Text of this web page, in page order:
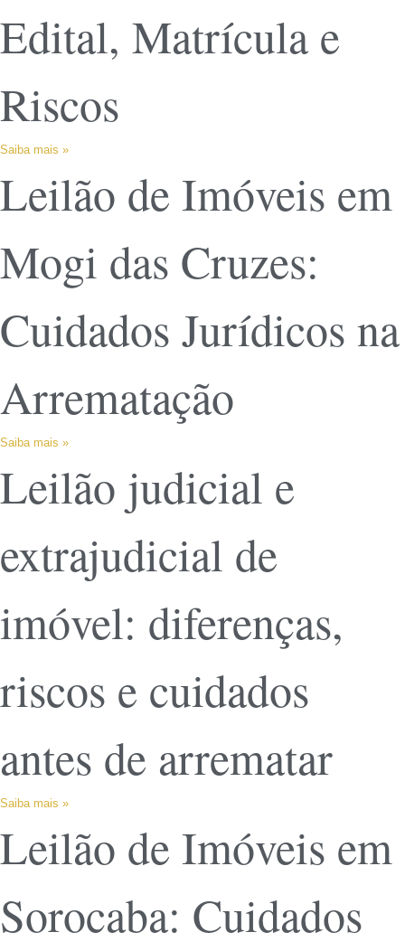
Edital, Matrícula e
Riscos
Saiba mais »
Leilão de Imóveis em
Mogi das Cruzes:
Cuidados Jurídicos na
Arrematação
Saiba mais »
Leilão judicial e
extrajudicial de
imóvel: diferenças,
riscos e cuidados
antes de arrematar
Saiba mais »
Leilão de Imóveis em
Sorocaba: Cuidados